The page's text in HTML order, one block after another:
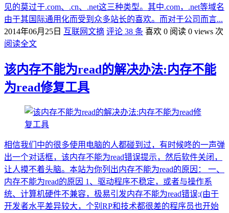
见的莫过于.com、.cn、.net这三种类型。其中.com，.net等域名
由于其国际通用化而受到众多站长的喜欢。而对于公司而言...
2014年06月25日 互联网文摘 评论 38 条 喜欢 0 阅读 0 views 次
阅读全文
该内存不能为read的解决办法:内存不能
为read修复工具
相信我们中的很多使用电脑的人都碰到过，有时候咚的一声弹
出一个对话框，该内存不能为read错误提示，然后软件关闭，
让人摸不着头脑。本站为你列出内存不能为read的原因： 一、
内存不能为read的原因 1、驱动程序不稳定，或者与操作系
统、计算机硬件不兼容，极易引发内存不能为read错误;(由于
开发者水平差异较大，个别RP和技术都很差的程序员也开始